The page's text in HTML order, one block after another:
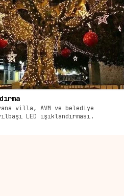
villa, AVM ve belediye
LED ışıklandırması.